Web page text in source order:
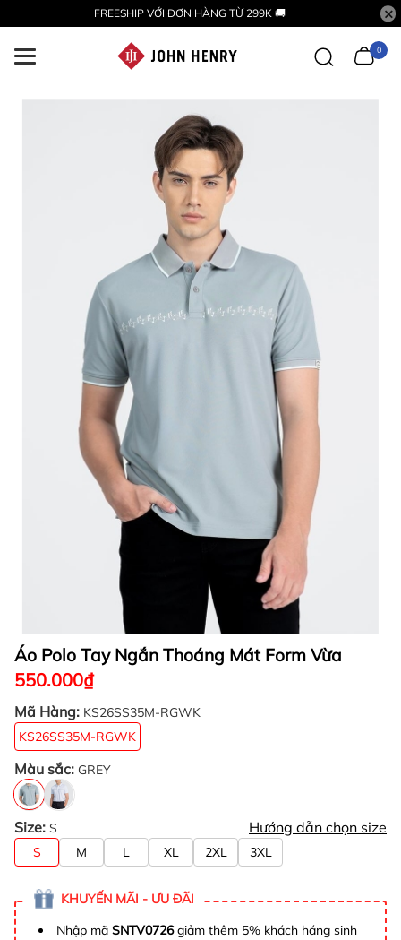
FREESHIP VỚI ĐƠN HÀNG TỪ 299K 🚚
0
Áo Polo Tay Ngắn Thoáng Mát Form Vừa
550.000₫
Mã Hàng: KS26SS35M-RGWK
KS26SS35M-RGWK
Màu sắc: GREY
Size: S Hướng dẫn chọn size
S M L XL 2XL 3XL
KHUYẾN MÃI - ƯU ĐÃI
Nhập mã SNTV0726giảm thêm 5% khách háng sinh